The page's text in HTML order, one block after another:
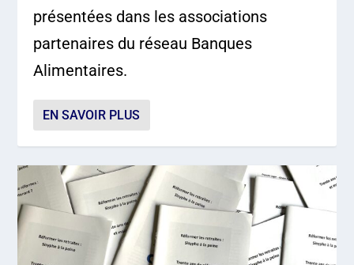
présentées dans les associations
partenaires du réseau Banques
Alimentaires.
EN SAVOIR PLUS